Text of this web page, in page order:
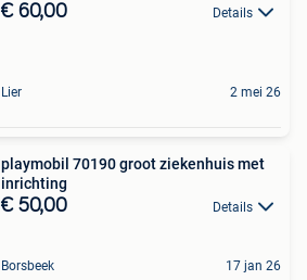
€ 60,00 Details
Lier 2 mei 26
playmobil 70190 groot ziekenhuis met
inrichting
€ 50,00 Details
Borsbeek 17 jan 26